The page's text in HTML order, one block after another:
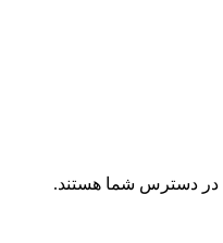
در دسترس شما هستند.